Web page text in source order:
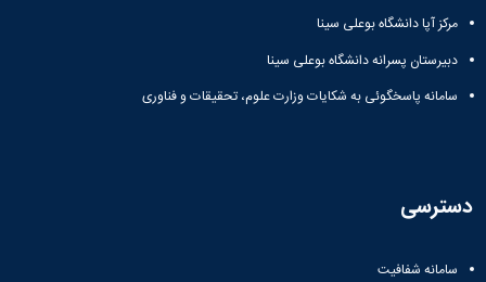
مرکز آپا دانشگاه بوعلی سینا
دبیرستان پسرانه دانشگاه بوعلی سینا
سامانه پاسخگوئی به شکایات وزارت علوم، تحقیقات و فناوری
دسترسی
سامانه شفافیت